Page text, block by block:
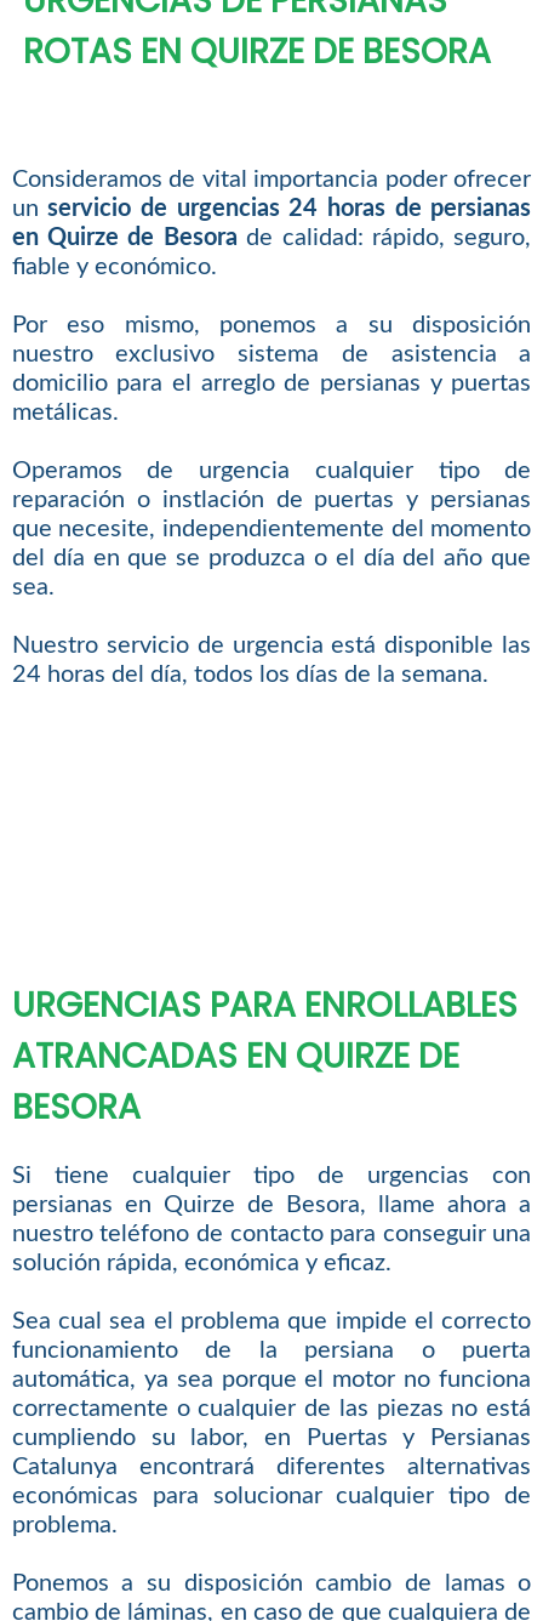
ROTAS EN QUIRZE DE BESORA
Consideramos de vital importancia poder ofrecer
unservicio de urgencias 24 horas de persianas
en Quirze de Besora de calidad: rápido, seguro,
fiable y económico.
Por eso mismo, ponemos a su disposición
nuestro exclusivo sistema de asistencia a
domicilio para el arreglo de persianas y puertas
metálicas.
Operamos de urgencia cualquier tipo de
reparación o instlación de puertas y persianas
que necesite, independientemente del momento
del día en que se produzca o el día del año que
sea.
Nuestro servicio de urgencia está disponible las
24 horas del día, todos los días de la semana.
URGENCIAS PARA ENROLLABLES
ATRANCADAS EN QUIRZE DE
BESORA
Si tiene cualquier tipo de urgencias con
persianas en Quirze de Besora, llame ahora a
nuestro teléfono de contacto para conseguir una
solución rápida, económica y eficaz.
Sea cual sea el problema que impide el correcto
funcionamiento de la persiana o puerta
automática, ya sea porque el motor no funciona
correctamente o cualquier de las piezas no está
cumpliendo su labor, en Puertas y Persianas
Catalunya encontrará diferentes alternativas
económicas para solucionar cualquier tipo de
problema.
Ponemos a su disposición cambio de lamas o
cambio de láminas, en caso de que cualquiera de